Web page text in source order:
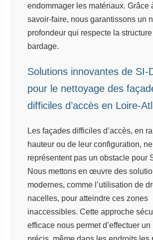
endommager les matériaux. Grâce
savoir-faire, nous garantissons un
profondeur qui respecte la
bardage.
Solutions innovantes de SI-
pour le nettoyage des
difficiles d’accès en Loire-
Les façades difficiles d’accès, en
hauteur ou de leur configuration, ne
représentent pas un obstacle pour
Nous mettons en œuvre des
modernes, comme l’utilisation de
nacelles, pour atteindre ces zones
inaccessibles. Cette approche
efficace nous permet d’effectuer